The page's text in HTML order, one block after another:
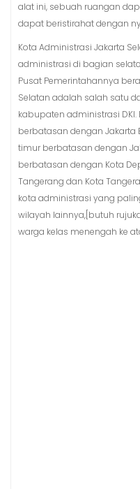
alat ini, sebuah ruangan
dapat beristirahat dengan
Kota Administrasi Jakarta
administrasi di bagian
Pusat Pemerintahannya
Selatan adalah salah satu
kabupaten administrasi DKI.
berbatasan dengan Jakarta
timur berbatasan dengan
berbatasan dengan Kota
Tangerang dan Kota
kota administrasi yang
wilayah lainnya,[butuh
warga kelas menengah ke